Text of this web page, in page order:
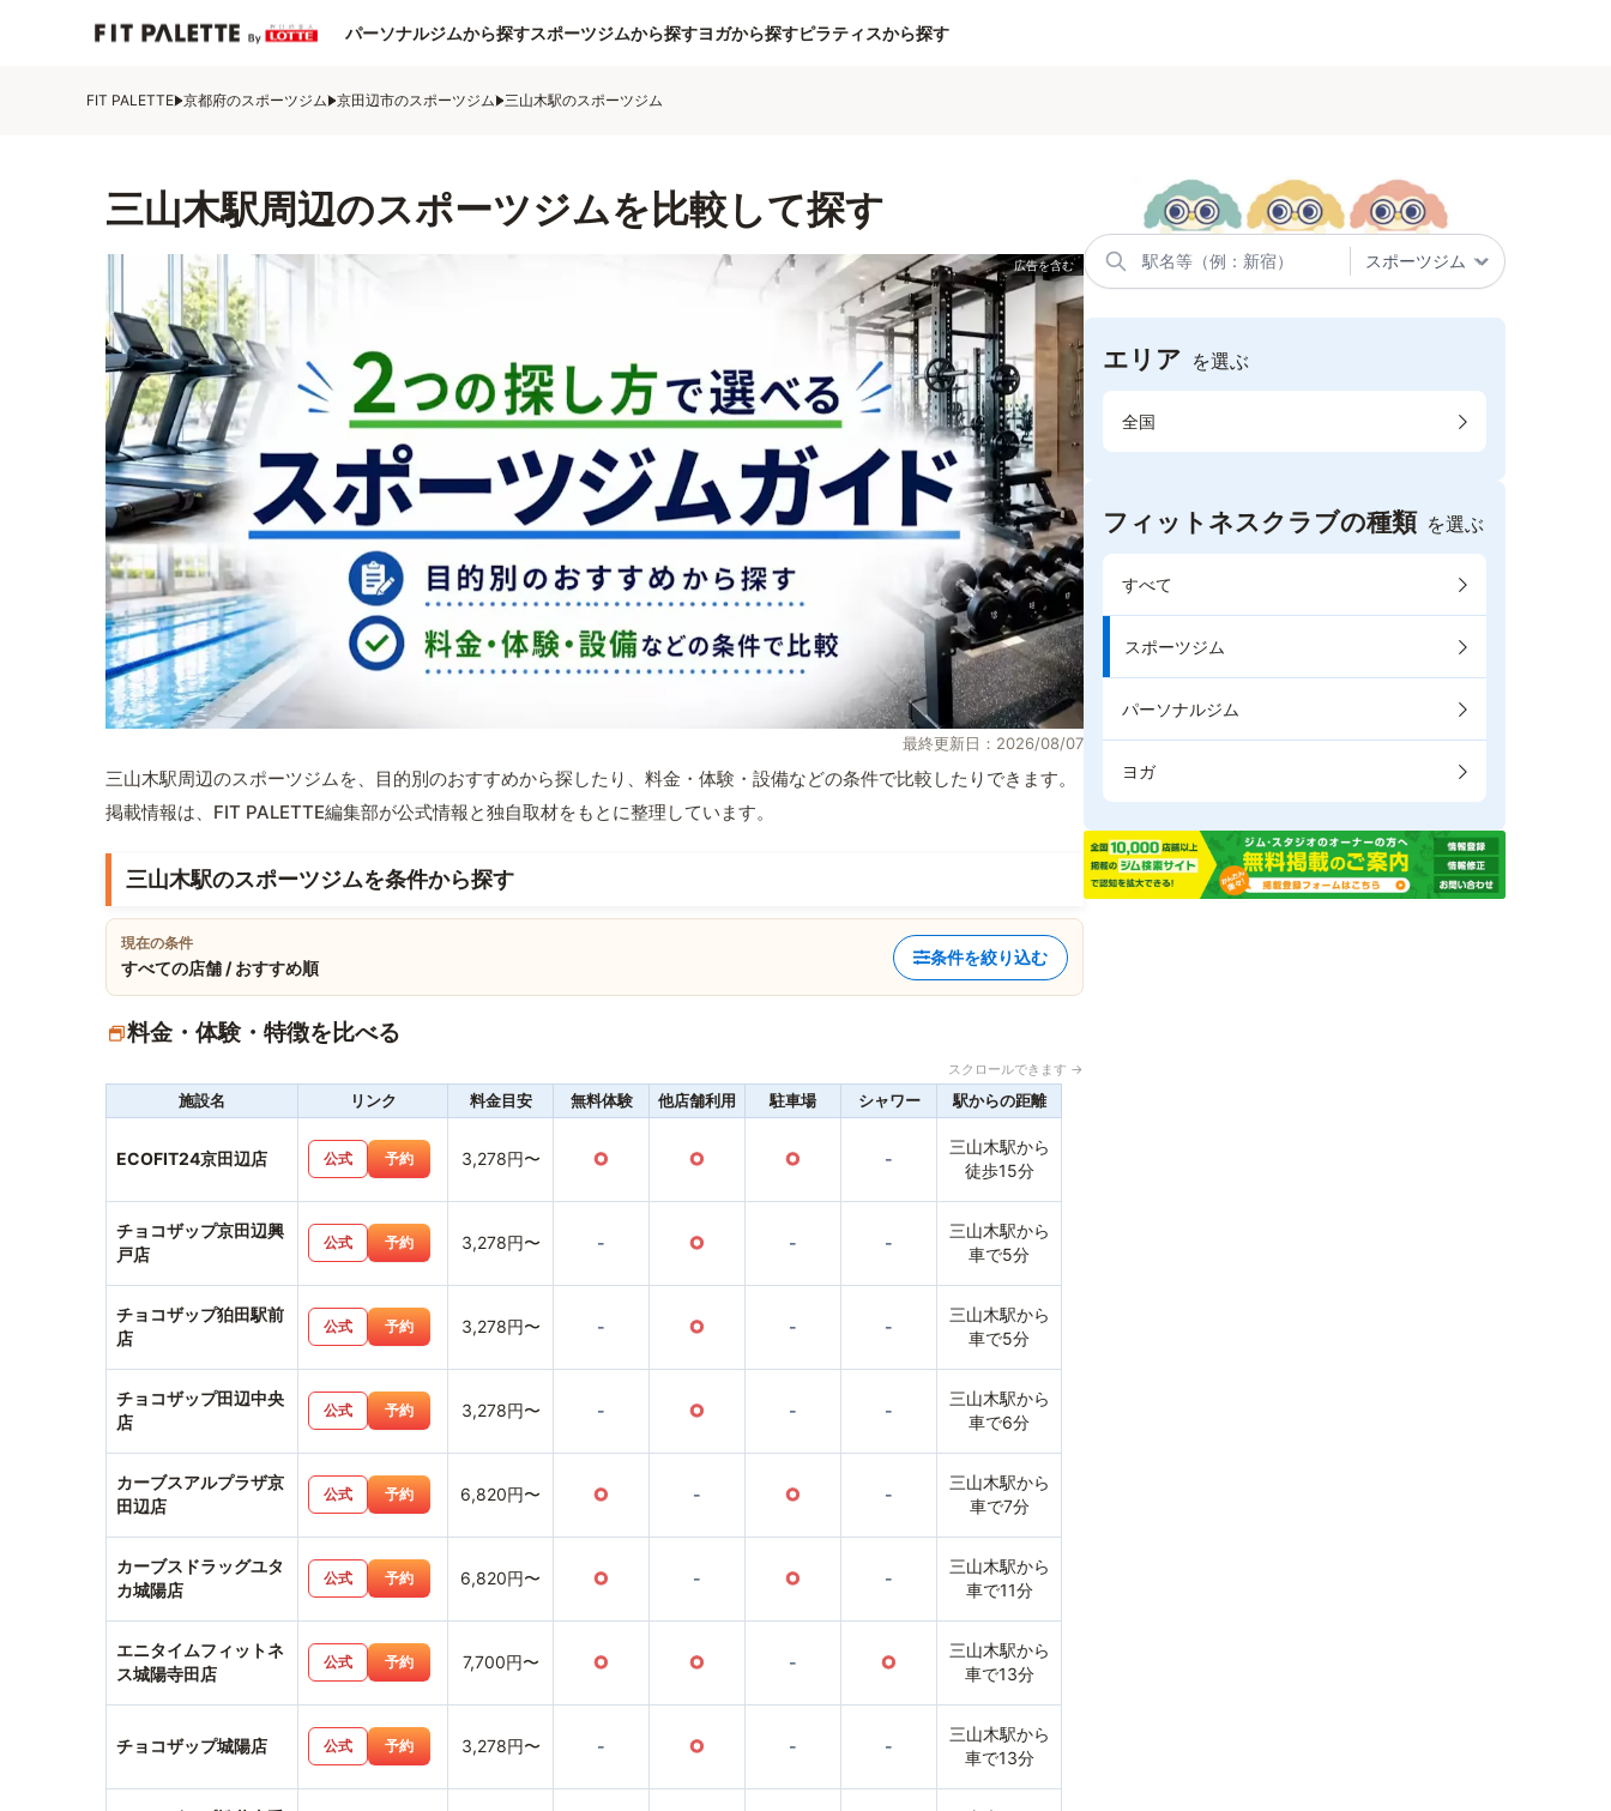
パーソナルジムから探すスポーツジムから探すヨガから探すピラティスから探す
FIT PALETTE 京都府のスポーツジム 京田辺市のスポーツジム 三山木駅のスポーツジム
三山木駅周辺のスポーツジムを比較して探す
最終更新日：2026/08/07
三山木駅周辺のスポーツジムを、目的別のおすすめから探したり、料金・体験・設備などの条件で比較したりできます。
掲載情報は、FIT PALETTE編集部が公式情報と独自取材をもとに整理しています。
三山木駅のスポーツジムを条件から探す
現在の条件
すべての店舗 / おすすめ順
条件を絞り込む
料金・体験・特徴を比べる
スクロールできます →
施設名 リンク 料金目安 無料体験 他店舗利用 駐車場 シャワー 駅からの距離
ECOFIT24京田辺店 公式 予約 3,278円〜 ○ ○ ○ -
三山木駅から
徒歩15分
チョコザップ京田辺興
戸店
公式 予約 3,278円〜 - ○ - -
三山木駅から
車で5分
チョコザップ狛田駅前
店
公式 予約 3,278円〜 - ○ - -
三山木駅から
車で5分
チョコザップ田辺中央
店
公式 予約 3,278円〜 - ○ - -
三山木駅から
車で6分
カーブスアルプラザ京
田辺店
公式 予約 6,820円〜 ○ - ○ -
三山木駅から
車で7分
カーブスドラッグユタ
カ城陽店
公式 予約 6,820円〜 ○ - ○ -
三山木駅から
車で11分
エニタイムフィットネ
ス城陽寺田店
公式 予約 7,700円〜 ○ ○ - ○
三山木駅から
車で13分
チョコザップ城陽店 公式 予約 3,278円〜 - ○ - -
三山木駅から
車で13分
エリア を選ぶ
全国
フィットネスクラブの種類 を選ぶ
すべて
スポーツジム
パーソナルジム
ヨガ